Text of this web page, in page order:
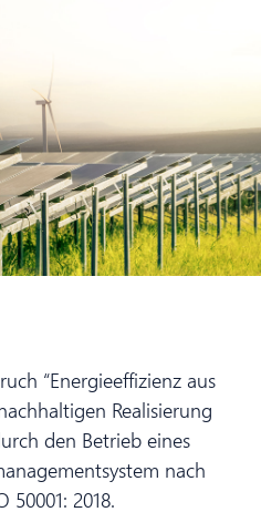
“Energieeffizienz aus
Realisierung
den Betrieb eines
nach
50001: 2018.